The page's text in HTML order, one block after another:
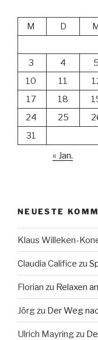
M
D M
3
4 5
10
11
17
18
24
25
31
« Jan.
NEUESTE
Klaus Willeken-
Claudia Califice zu
Florian zu Relaxen
Jörgzu Der Weg
Ulrich Mayringzu